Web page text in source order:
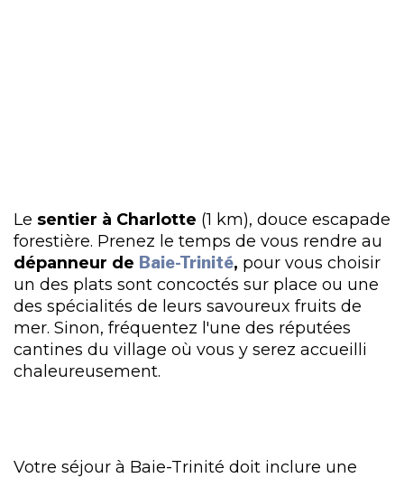
Le sentier à Charlotte (1 km), douce escapade
forestière. Prenez le temps de vous rendre au
dépanneur de Baie-Trinité, pour vous choisir
un des plats sont concoctés sur place ou une
des spécialités de leurs savoureux fruits de
mer. Sinon, fréquentez l'une des réputées
cantines du village où vous y serez accueilli
chaleureusement.
Votre séjour à Baie-Trinité doit inclure une